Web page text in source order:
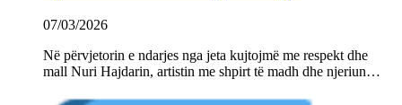
07/03/2026
Në përvjetorin e ndarjes nga jeta kujtojmë me respekt dhe
mall Nuri Hajdarin, artistin me shpirt të madh dhe njeriun…